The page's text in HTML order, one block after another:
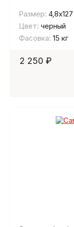
Размер: 4,8х127
Цвет: черный
Фасовка: 15 кг
2 250 ₽